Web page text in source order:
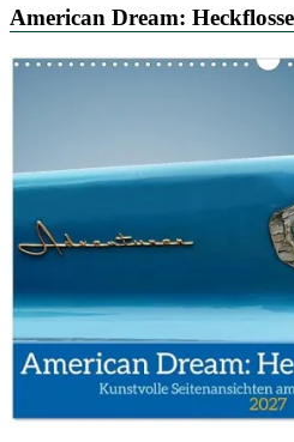
American Dream: